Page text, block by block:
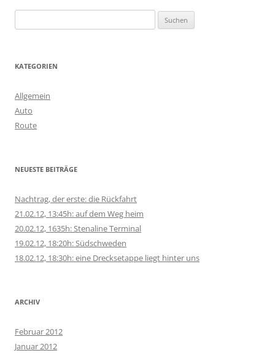
u
KATEGORIEN
Allgemein
Auto
Route
NEUESTE BEITRÄGE
Nachtrag, der erste: die Rückfahrt
21.02.12, 13:45h: auf dem Weg heim
20.02.12, 1635h: Stenaline Terminal
19.02.12, 18:20h: Südschweden
18.02.12, 18:30h: eine Drecksetappe liegt hinter uns
ARCHIV
Februar 2012
Januar 2012